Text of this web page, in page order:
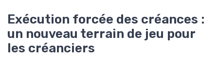
Exécution forcée des créances :
un nouveau terrain de jeu pour
les créanciers